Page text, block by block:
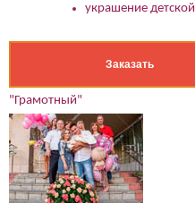
украшение детской
Заказать
"Грамотный"